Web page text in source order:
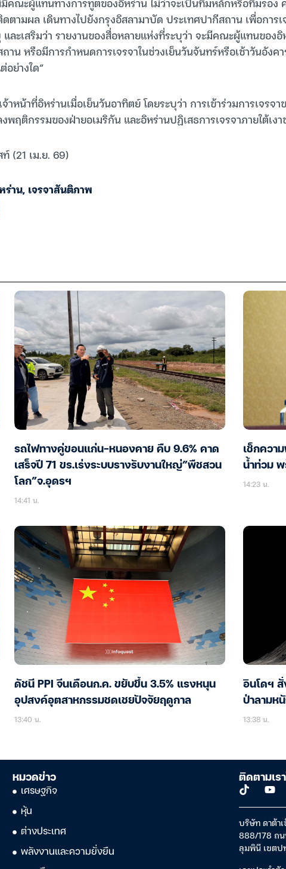
ตามผล เดินทางไปยังกรุงอิสลามาบัด ประเทศปากีสถาน เพื่อการเ
และเสริมว่า รายงานของสื่อหลายแห่งที่ระบุว่า จะมีคณะผู้แทนของ
าน หรือมีการกำหนดการเจรจาในช่วงเย็นวันจันทร์หรือเช้าวันอังค
อย่างใด”
าหน้าที่อิหร่านเมื่อเย็นวันอาทิตย์ โดยระบุว่า การเข้าร่วมการเจรจ
ฤติกรรมของฝ่ายอเมริกัน และอิหร่านปฏิเสธการเจรจาภายใต้เง
(21 เม.ย. 69)
ร่าน, เจรจาสันติภาพ
รถไฟทางคู่ขอนแก่น-หนองคาย คืบ 9.6% คาด
เสร็จปี 71 ขร.เร่งระบบรางรับงานใหญ่”พืชสวน
โลก”จ.อุดรฯ
14:41 น.
เช็กควา
น้ำท่วม พ
14:23 น.
ดัชนี PPI จีนเดือนก.ค. ขยับขึ้น 3.5% แรงหนุน
อุปสงค์อุตสาหกรรมชดเชยปัจจัยฤดูกาล
13:40 น.
อินโดฯ สั่
ป่าลามห
13:38 น.
หมวดข่าว
เศรษฐกิจ
หุ้น
ต่างประเทศ
พลังงานและความยั่งยืน
ติดตามเร
บริษัท ดาต้า
888/178 ถ
ลุมพินี เขตป